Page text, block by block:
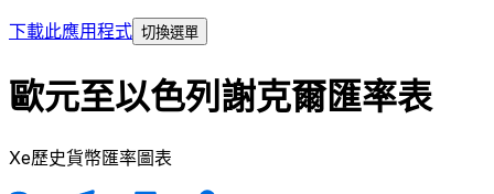
下載此應用程式 切換選單
歐元至以色列謝克爾匯率表
Xe歷史貨幣匯率圖表